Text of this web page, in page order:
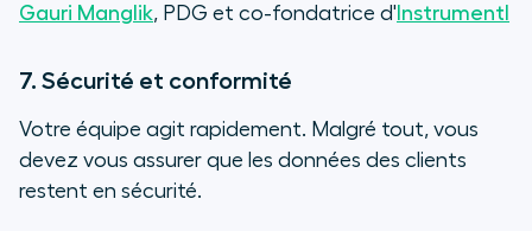
Gauri Manglik, PDG et co-fondatrice d' Instrumentl
7. Sécurité et conformité
Votre équipe agit rapidement. Malgré tout, vous
devez vous assurer que les données des clients
restent en sécurité.